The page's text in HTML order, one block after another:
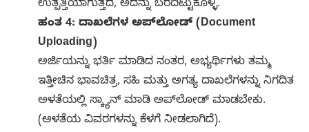
ಉತ್ಪತ್ತಿಯಾಗುತ್ತದೆ, ಅದನ್ನು ಬರೆದಿಟ್ಟುಕೊಳ್ಳಿ.
ಹಂತ 4: ದಾಖಲೆಗಳ ಅಪ್‌ಲೋಡ್ (Document
Uploading)
ಅರ್ಜಿಯನ್ನು ಭರ್ತಿ ಮಾಡಿದ ನಂತರ, ಅಭ್ಯರ್ಥಿಗಳು ತಮ್ಮ
ಇತ್ತೀಚಿನ ಭಾವಚಿತ್ರ, ಸಹಿ ಮತ್ತು ಅಗತ್ಯ ದಾಖಲೆಗಳನ್ನು ನಿಗದಿತ
ಅಳತೆಯಲ್ಲಿ ಸ್ಕ್ಯಾನ್ ಮಾಡಿ ಅಪ್‌ಲೋಡ್ ಮಾಡಬೇಕು.
(ಅಳತೆಯ ವಿವರಗಳನ್ನು ಕೆಳಗೆ ನೀಡಲಾಗಿದೆ).